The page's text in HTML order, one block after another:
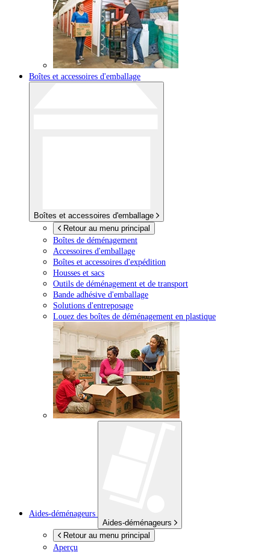
Boîtes et accessoires d'emballage
Boîtes et accessoires d'emballage
Retour au menu principal
Boîtes de déménagement
Accessoires d'emballage
Boîtes et accessoires d'expédition
Housses et sacs
Outils de déménagement et de transport
Bande adhésive d'emballage
Solutions d'entreposage
Louez des boîtes de déménagement en plastique
Aides-déménageurs
Aides-déménageurs
Retour au menu principal
Aperçu